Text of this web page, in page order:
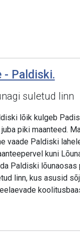
- Paldiski.
suletud linn
lõik kulgeb
piki maanteed.
vaade Paldiski
kuni
Paldiski lõunaosas
linn, kus asusid